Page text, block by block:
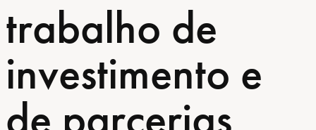
trabalho de
investimento e